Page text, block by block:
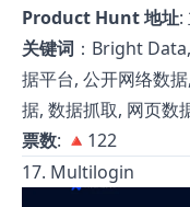
Product Hunt 地址:
关键词 ：Bright
据平台, 公开网络数
据, 数据抓取, 网页数
票数: 🔺122
17. Multilogin